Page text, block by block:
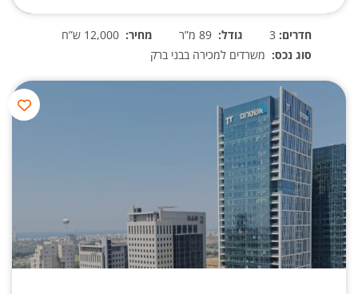
חדרים: גודל: מחיר:
סוג נכס: משרדים למכירה בבני ברק